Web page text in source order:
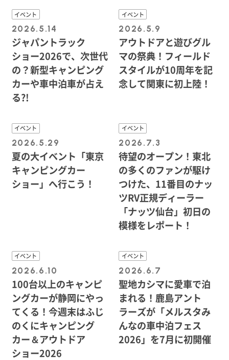
イベント
2026.5.14
ジャパントラック
ショー2026で、次世代
の？新型キャンピング
カーや車中泊車が占え
る?!
イベント
2026.5.9
アウトドアと遊びグル
マの祭典！フィールド
スタイルが10周年を記
念して関東に初上陸！
イベント
2026.5.29
夏の大イベント「東京
キャンピングカー
ショー」へ行こう！
イベント
2026.7.3
待望のオープン！東北
の多くのファンが駆け
つけた、11番目のナッ
ツRV正規ディーラー
「ナッツ仙台」初日の
模様をレポート！
イベント
2026.6.10
100台以上のキャンピ
ングカーが静岡にやっ
てくる！今週末はふじ
のくにキャンピング
カー＆アウトドア
ショー2026
イベント
2026.6.7
聖地カシマに愛車で泊
まれる！鹿島アント
ラーズが「メルスタみ
んなの車中泊フェス
2026」を7月に初開催